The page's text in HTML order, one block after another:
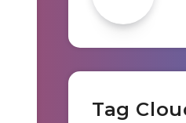
Tag